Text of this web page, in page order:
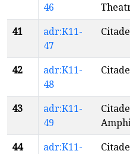
46
41
adr:K11-
47
42
adr:K11-
48
43
adr:K11-
49
44
adr:K11-